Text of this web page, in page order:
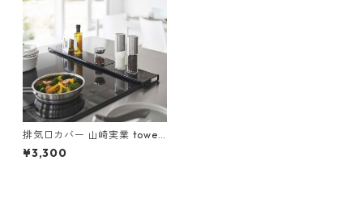
排気口カバー 山崎実業 tower
タワー 伸縮排気口カバー フラ
ットタイプ ブラック
¥3,300